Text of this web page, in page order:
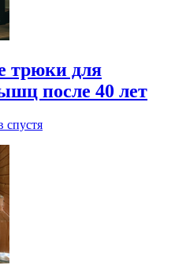
трюки для
после 40 лет
спустя